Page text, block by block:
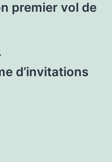
premier vol de
d’invitations